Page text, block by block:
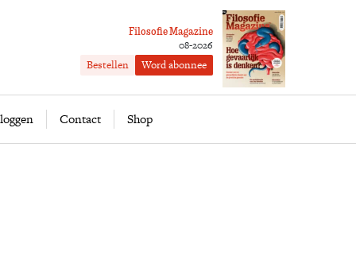
Filosofie Magazine
08-2026
Bestellen Word abonnee
Contact Shop
Word abonnee